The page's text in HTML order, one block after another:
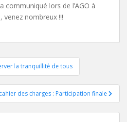
communiqué lors de l’AGO à
venez nombreux !!!
la tranquillité de tous
des charges : Participation finale